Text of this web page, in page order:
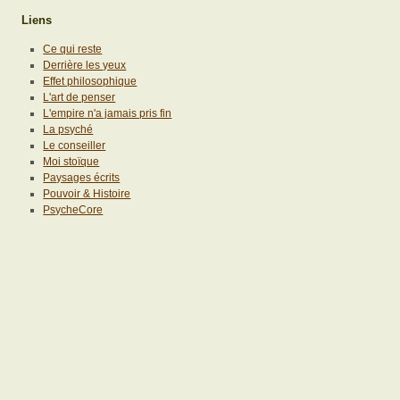
Liens
Ce qui reste
Derrière les yeux
Effet philosophique
L'art de penser
L'empire n'a jamais pris fin
La psyché
Le conseiller
Moi stoïque
Paysages écrits
Pouvoir & Histoire
PsycheCore